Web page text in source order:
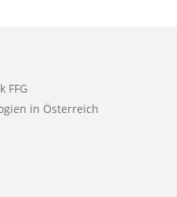
FFG
in Österreich